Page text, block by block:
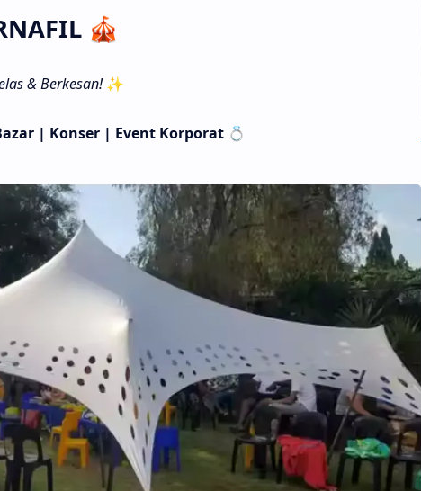
🎪
& Berkesan!✨
| Konser | Event Korporat💍